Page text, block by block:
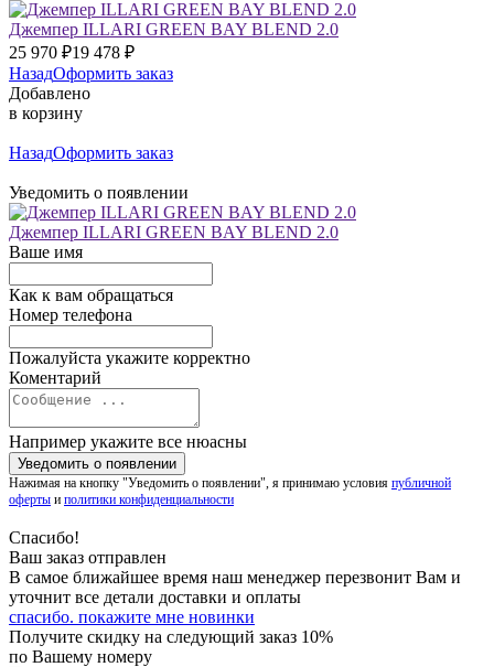
Джемпер ILLARI GREEN BAY BLEND 2.0
25 970 ₽19 478 ₽
НазадОформить заказ
Добавлено
в корзину
НазадОформить заказ
Уведомить о появлении
Джемпер ILLARI GREEN BAY BLEND 2.0
Ваше имя
Как к вам обращаться
Номер телефона
Пожалуйста укажите корректно
Коментарий
Например укажите все нюасны
Нажимая на кнопку "Уведомить о появлении", я принимаю условия публичной
оферты и политики конфиденциальности
Спасибо!
Ваш заказ отправлен
В самое ближайшее время наш менеджер перезвонит Вам и
уточнит все детали доставки и оплаты
спасибо. покажите мне новинки
Получите скидку на следующий заказ 10%
по Вашему номеру